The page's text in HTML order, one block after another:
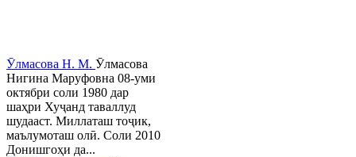
Ӯлмасова Н. М. Ӯлмасова
Нигина Маруфовна 08-уми
октябри соли 1980 дар
шаҳри Хуҷанд таваллуд
шудааст. Миллаташ тоҷик,
маълумоташ олӣ. Соли 2010
Донишгоҳи да...